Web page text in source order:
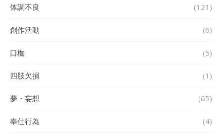
体調不良 (121)
創作活動 (6)
口枷 (5)
四肢欠損 (1)
夢・妄想 (65)
奉仕行為 (4)